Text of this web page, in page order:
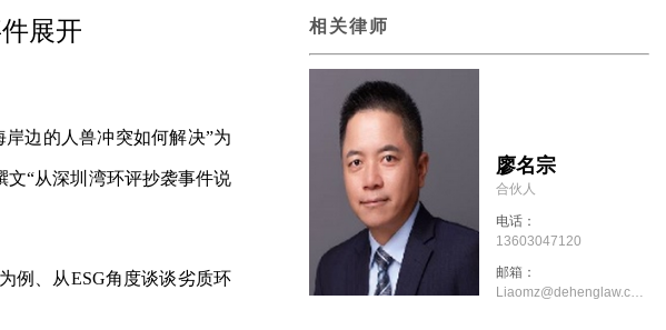
展开
边的人兽冲突如何解决”为
文“从深圳湾环评抄袭事件说
例、从ESG角度谈谈劣质环
相关律师
廖名宗
合伙人
电话：
13603047120
邮箱：
Liaomz@dehenglaw.com